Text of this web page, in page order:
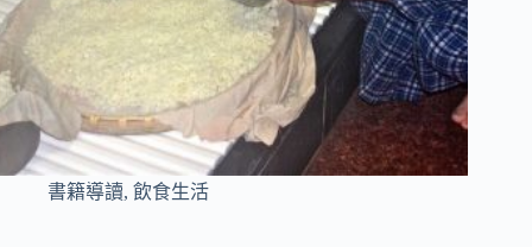
書籍導讀, 飲食生活